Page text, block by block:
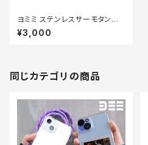
ヨミミ ステンレスサーモタンブラ
ー【360ml】
¥3,000
同じカテゴリの商品